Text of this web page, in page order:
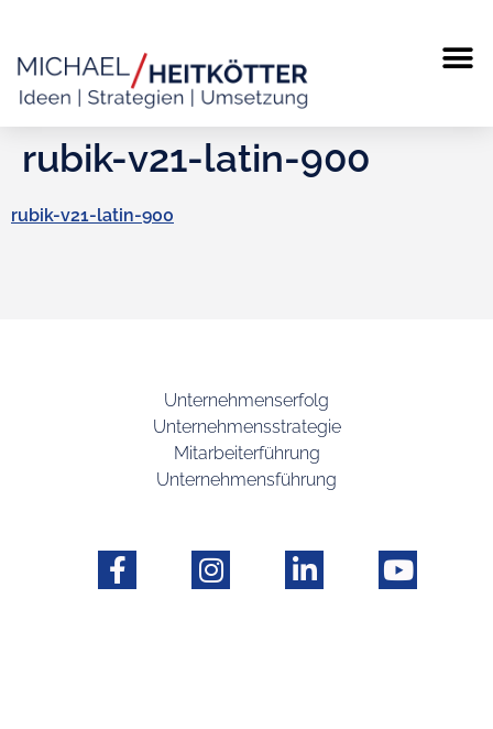
rubik-v21-latin-900
rubik-v21-latin-900
Unternehmenserfolg
Unternehmensstrategie
Mitarbeiterführung
Unternehmensführung